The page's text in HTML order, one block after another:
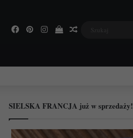
Facebook
PinterestInstagramPodejrzyj swój koszyk
Losowy wpis
SIELSKA FRANCJA już w sprzedaży!